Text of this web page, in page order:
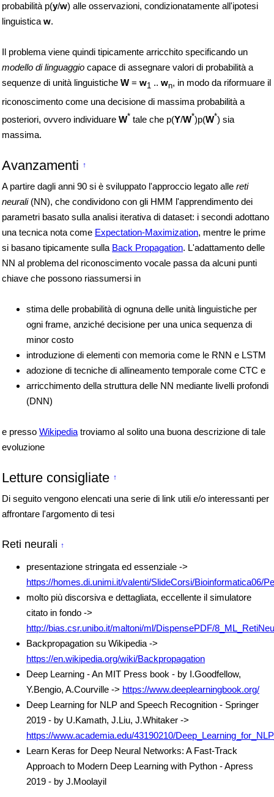
probabilità p(y/w) alle osservazioni, condizionatamente all'ipotesi
linguisticaw.
Il problema viene quindi tipicamente arricchito specificando un
modello di linguaggio capace di assegnare valori di probabilità a
sequenze di unità linguistiche W = w1 .. wn, in modo da riformuare il
riconoscimento come una decisione di massima probabilità a
posteriori, ovvero individuare W* tale che p(Y/W*)p(W*) sia
massima.
Avanzamenti ↑
A partire dagli anni 90 si è sviluppato l'approccio legato alle reti
neurali(NN), che condividono con gli HMM l'apprendimento dei
parametri basato sulla analisi iterativa di dataset: i secondi adottano
una tecnica nota come Expectation-Maximization, mentre le prime
si basano tipicamente sulla Back Propagation. L'adattamento delle
NN al problema del riconoscimento vocale passa da alcuni punti
chiave che possono riassumersi in
stima delle probabilità di ognuna delle unità linguistiche per
ogni frame, anziché decisione per una unica sequenza di
minor costo
introduzione di elementi con memoria come le RNN e LSTM
adozione di tecniche di allineamento temporale come CTC e
arricchimento della struttura delle NN mediante livelli profondi
(DNN)
e presso Wikipediatroviamo al solito una buona descrizione di tale
evoluzione
Letture consigliate ↑
Di seguito vengono elencati una serie di link utili e/o interessanti per
affrontare l'argomento di tesi
Reti neurali ↑
presentazione stringata ed essenziale ->
https://homes.di.unimi.it/valenti/SlideCorsi/Bioinformatica06/
molto più discorsiva e dettagliata, eccellente il simulatore
citato in fondo ->
http://bias.csr.unibo.it/maltoni/ml/DispensePDF/
Backpropagation su Wikipedia ->
https://en.wikipedia.org/wiki/Backpropagation
Deep Learning - An MIT Press book - by I.Goodfellow,
Y.Bengio, A.Courville -> https://www.deeplearningbook.org/
Deep Learning for NLP and Speech Recognition - Springer
2019 - by U.Kamath, J.Liu, J.Whitaker ->
https://www.academia.edu/43190210/
Learn Keras for Deep Neural Networks: A Fast-Track
Approach to Modern Deep Learning with Python - Apress
2019 - by J.Moolayil